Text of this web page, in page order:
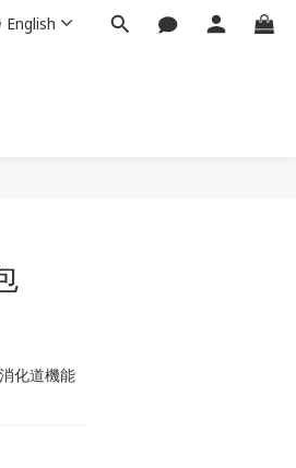
English
化道機能